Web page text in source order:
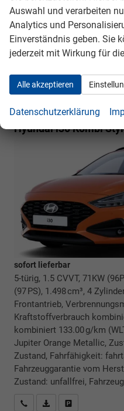
Frontantrieb,
Kraftstoffverbrauch
kombiniert 141.00 g/km
Garantieleistung:
Nichtraucher-Fahrzeug,
Hyundai i30 Kombi
sofort lieferbar
5-türig, 1.5 CVVT, 71KW
(97 PS), 1.498 cm³, 4
Frontantrieb,
Kraftstoffverbrauch
kombiniert 133.00 g/km
Jupiter Orange Metallic,
Zustand, Fahrfähigkeit:
Fahrzeuggarantie vom
Zustand: unfallfrei,
Rückrufbitte absenden
PDF-Datei,
Auswahl und verarbeiten
Analytics und
Einverständnis geben. Sie
jederzeit mit Wirkung für
Alle akzeptieren
Datenschutzerklärung